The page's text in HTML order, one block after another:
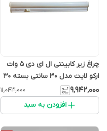
چراغ زیر کابینتی ال ای دی 5 وات
ارکو لایت مدل 30 سانتی بسته 30
تایی
۹٬۹۴۲٬۰۰۰ ۱۱٬۰۴۳٬۰۰۰
افزودن به سبد